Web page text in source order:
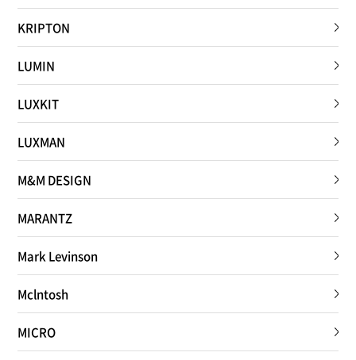
KRIPTON
LUMIN
LUXKIT
LUXMAN
M&M DESIGN
MARANTZ
Mark Levinson
Mclntosh
MICRO